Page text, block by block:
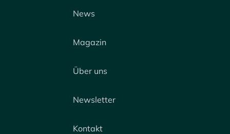
News
Magazin
Über uns
Newsletter
Kontakt